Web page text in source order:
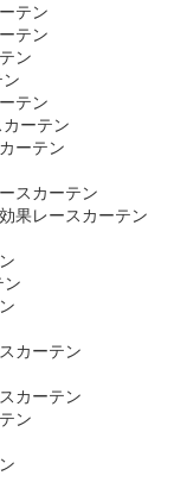
テン
テン
ン
テン
ーテン
ーテン
スカーテン
果レースカーテン
ン
カーテン
カーテン
ン